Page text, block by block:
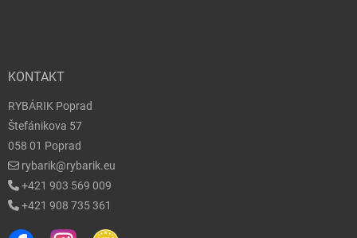
KONTAKT
RYBÁRIK Poprad
Štefánikova 57
058 01 Poprad
rybarik@rybarik.eu
+421 903 569 009
+421 908 735 361